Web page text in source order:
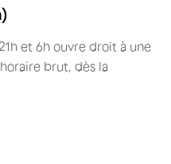
et 6h ouvre droit à une
brut, dès la